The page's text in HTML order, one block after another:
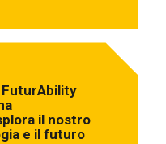
FuturAbility
il nostro
e il futuro